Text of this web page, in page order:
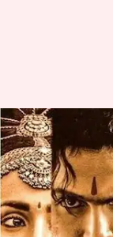
சோழ
ஏன்?
குழு